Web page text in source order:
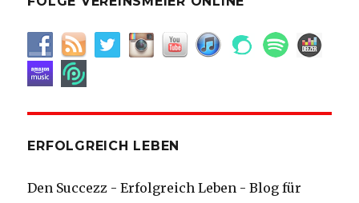
ERFOLGREICH LEBEN
Den Succezz - Erfolgreich Leben - Blog für